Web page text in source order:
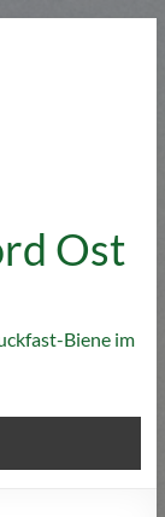
Ost
Biene im